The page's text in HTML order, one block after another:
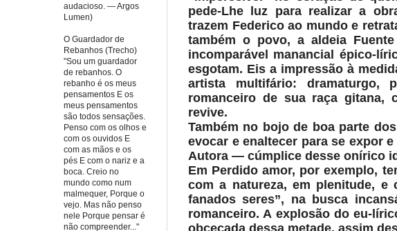
pede-Lhe luz para realizar a
trazem Federico ao mundo e
também o povo, a aldeia
incomparável manancial épico-
esgotam. Eis a impressão à
artista multifário: dramaturgo,
romanceiro de sua raça gitana,
revive.
Também no bojo de boa parte
evocar e enaltecer para se expor
Autora — cúmplice desse onírico
Em Perdido amor, por exemplo,
com a natureza, em plenitude, e
fanados seres”, na busca
romanceiro. A explosão do eu-
obcecada dessa metade, assim
audacioso. — Argos
Lumen)
O Guardador de
Rebanhos (Trecho)
"Sou um guardador
de rebanhos. O
rebanho é os meus
pensamentos E os
meus pensamentos
são todos sensações.
Penso com os olhos e
com os ouvidos E
com as mãos e os
pés E com o nariz e a
boca. Creio no
mundo como num
malmequer, Porque o
vejo. Mas não penso
nele Porque pensar é
não compreender..."